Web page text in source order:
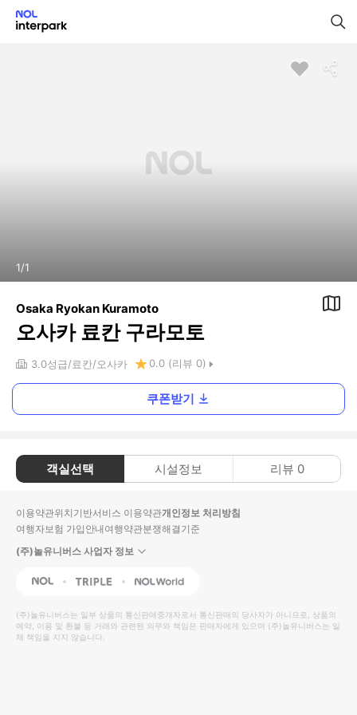
1/1
Osaka Ryokan Kuramoto
오사카 료칸 구라모토
3.0성급 료칸 오사카 0.0 (리뷰 0)
쿠폰받기
객실선택 시설정보 리뷰 0
이용약관위치기반서비스 이용약관개인정보 처리방침
여행자보험 가입안내여행약관분쟁해결기준
(주)놀유니버스 사업자 정보
NOL Triple Interpark Global
(주)놀유니버스는 일부 상품의 통신판매중개자로서 통신판매의 당사자가 아니므로, 상품의
예약, 이용 및 환불 등 거래와 관련된 의무와 책임은 판매자에게 있으며 (주)놀유니버스는 일
체 책임을 지지 않습니다.